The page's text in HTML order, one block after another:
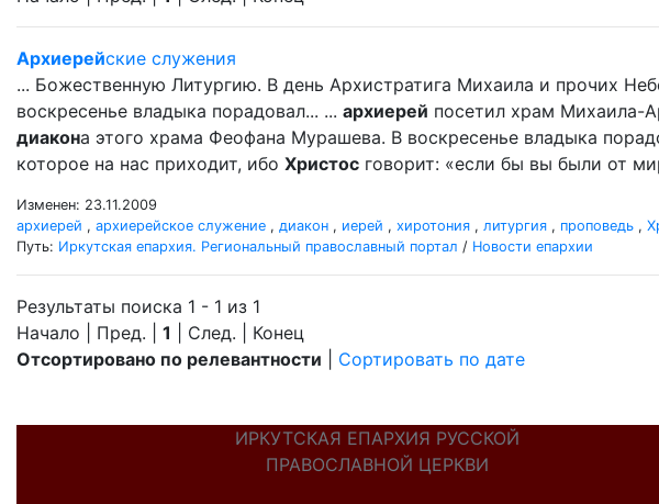
Архиерейские служения
... Божественную Литургию. В день Архистратига Михаила и прочих
воскресенье владыка порадовал... ... архиерей посетил храм Михаила-
диакона этого храма Феофана Мурашева. В воскресенье владыка
которое на нас приходит, ибо Христос говорит: «если бы вы были от
Изменен: 23.11.2009
архиерей , архиерейское служение , диакон , иерей , хиротония , литургия , проповедь ,
Путь: Иркутская епархия. Региональный православный портал / Новости епархии
Результаты поиска 1 - 1 из 1
Начало | Пред. | 1 | След. | Конец
Отсортировано по релевантности
Сортировать по дате
ИРКУТСКАЯ ЕПАРХИЯ РУССКОЙ
ПРАВОСЛАВНОЙ ЦЕРКВИ